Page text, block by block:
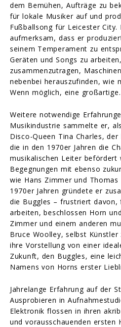
dem Bemühen, Aufträge zu
für lokale Musiker auf und
Fußballsong für Leicester
aufmerksam, dass er
seinem Temperament zu
Geräten und Songs zu
zusammenzutragen,
nebenbei herauszufinden, wie
Wenn möglich, eine großartige.
Weitere notwendige
Musikindustrie sammelte er,
Disco-Queen Tina Charles,
die in den 1970er Jahren die
musikalischen Leiter befördert
Begegnungen mit ebenso
wie Hans Zimmer und
1970er Jahren gründete er
die Buggles – frustriert davon,
arbeiten, beschlossen Horn
Zimmer und einem anderen
Bruce Woolley, selbst Künstler
ihre Vorstellung von einer
Zukunft, den Buggles, eine
Namens von Horns erster
Jahrelange Erfahrung auf der
Ausprobieren in
Elektronik flossen in ihren
und vorausschauenden ersten